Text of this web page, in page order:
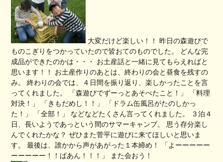
大変だけど楽しい！！ 昨日の森遊びで
ものこぎりをつかっていたので皆おてのものでした。 どんな完
成品ができたのかは・・・ お土産話と一緒に見てもらえればと
思います！！ お土産作りのあとは、終わりの会と昼食を残すの
み。 終わりの会では、４日間を振り返り、楽しかったことを言
ってくれました。 「森遊びでずーっとあそべたこと！」 「料理
対決！」 「きもだめし！！」 「ドラム缶風呂がたのしかっ
た！」 「全部！」 などなどたくさん言ってくれました。 ３泊４
日、長いようであっという間のサマーキャンプ。 思う存分楽し
んでくれたかな？ ぜひまた菅平に遊びに来てほしいと思いま
す。 最後は、誰かから声があがった１本締め！ 「よーーーーー
ーーーーー！！ぱあん！！！」 また会おう！